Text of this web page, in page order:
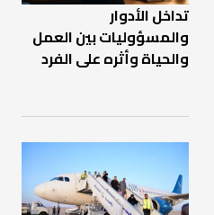
تداخل الأدوار
والمسؤوليات بين العمل
والحياة وأثره على الفرد